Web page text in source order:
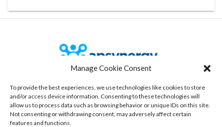
Manage Cookie Consent
To provide the best experiences, we use technologies like cookies to store
and/or access device information. Consenting to these technologies will
allow us to process data such as browsing behavior or unique IDs on this site.
Not consenting or withdrawing consent, may adversely affect certain
features and functions.
Our Office
535 route des lucioles, Bâtiment 3
06560 Sophia-antipolis, France